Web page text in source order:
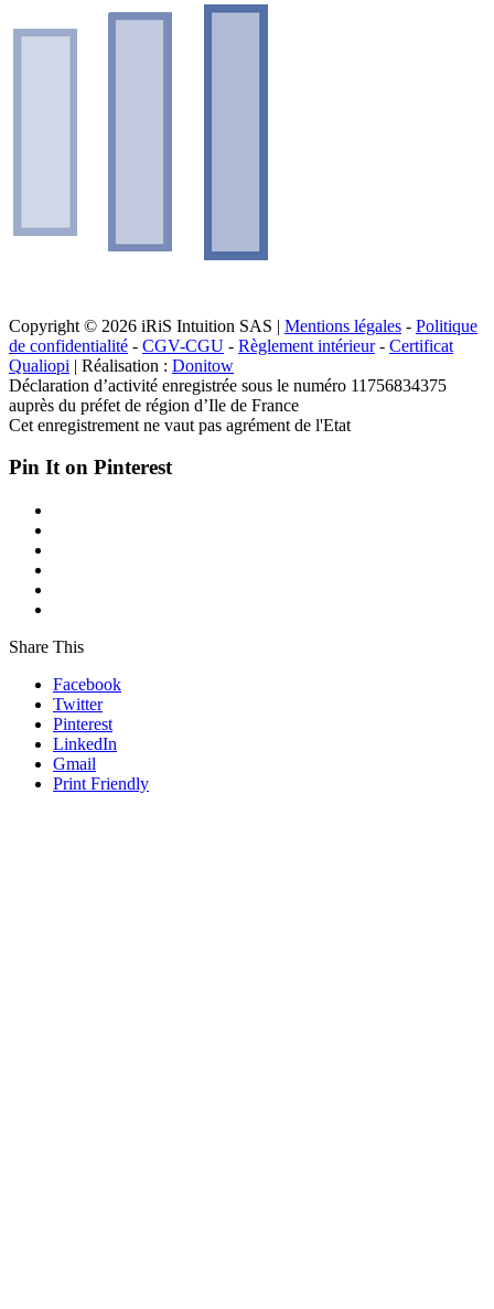
Copyright © 2026 iRiS Intuition SAS | Mentions légales - Politique
de confidentialité - CGV-CGU - Règlement intérieur- Certificat
Qualiopi | Réalisation : Donitow
Déclaration d’activité enregistrée sous le numéro 11756834375
auprès du préfet de région d’Ile de France
Cet enregistrement ne vaut pas agrément de l'Etat
Pin It on Pinterest
Share This
Facebook
Twitter
Pinterest
LinkedIn
Gmail
Print Friendly